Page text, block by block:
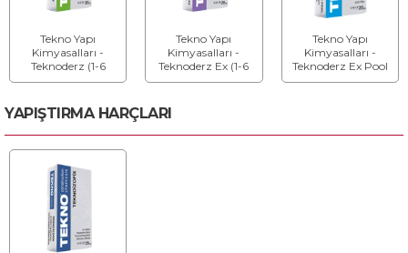
Tekno Yapı
Kimyasalları -
Teknoderz (1-6
mm) - Derz
Tekno Yapı
Kimyasalları -
Teknoderz Ex (1-6
mm) - Silikonlu
Tekno Yapı
Kimyasalları -
Teknoderz Ex Pool
(1-6 mm) -
YAPIŞTIRMA HARÇLARI